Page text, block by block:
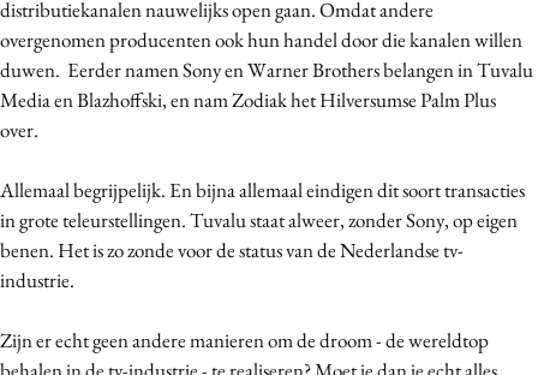
Purpose Marketing
Reputatie & crisis
distributiekanalen nauwelijks open gaan. Omdat andere
overgenomen producenten ook hun handel door die kanalen willen
duwen. Eerder namen Sony en Warner Brothers belangen in Tuvalu
Media en Blazhoffski, en nam Zodiak het Hilversumse Palm Plus
over.
Allemaal begrijpelijk. En bijna allemaal eindigen dit soort transacties
in grote teleurstellingen. Tuvalu staat alweer, zonder Sony, op eigen
benen. Het is zo zonde voor de status van de Nederlandse tv-
industrie.
Zijn er echt geen andere manieren om de droom - de wereldtop